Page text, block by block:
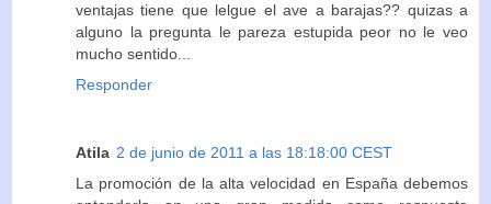
ventajas tiene que lelgue el ave a barajas?? quizas a
alguno la pregunta le pareza estupida peor no le veo
mucho sentido...
Responder
Atila 2 de junio de 2011 a las 18:18:00 CEST
La promoción de la alta velocidad en España debemos